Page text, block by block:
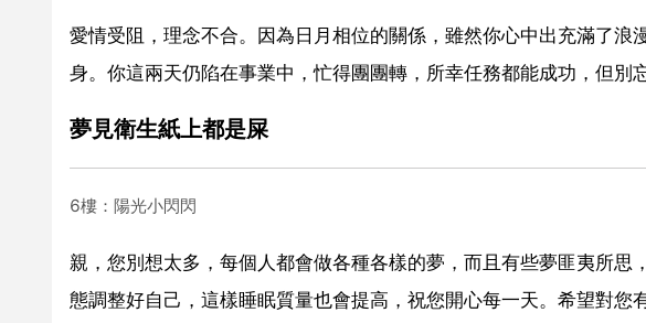
愛情受阻，理念不合。因為日月相位的關係，雖然你心中出充滿了浪
身。你這兩天仍陷在事業中，忙得團團轉，所幸任務都能成功，但別
夢見衛生紙上都是屎
6樓：陽光小閃閃
親，您別想太多，每個人都會做各種各樣的夢，而且有些夢匪夷所
態調整好自己，這樣睡眠質量也會提高，祝您開心每一天。希望對您